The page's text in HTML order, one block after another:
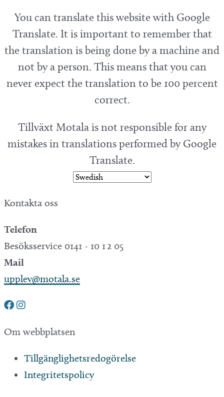
You can translate this website with Google
Translate. It is important to remember that
the translation is being done by a machine and
not by a person. This means that you can
never expect the translation to be 100 percent
correct.
Tillväxt Motala is not responsible for any
mistakes in translations performed by Google
Translate.
Kontakta oss
Telefon
Besöksservice 0141 - 10 1 2 05
Mail
upplev@motala.se
Om webbplatsen
Tillgänglighetsredogörelse
Integritetspolicy